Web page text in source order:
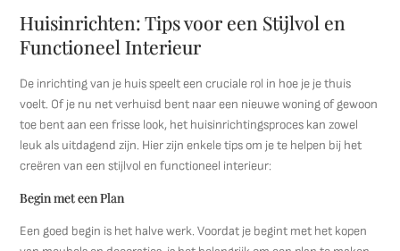
Huisinrichten: Tips voor een Stijlvol en
Functioneel Interieur
De inrichting van je huis speelt een cruciale rol in hoe je je thuis
voelt. Of je nu net verhuisd bent naar een nieuwe woning of gewoon
toe bent aan een frisse look, het huisinrichtingsproces kan zowel
leuk als uitdagend zijn. Hier zijn enkele tips om je te helpen bij het
creëren van een stijlvol en functioneel interieur:
Begin met een Plan
Een goed begin is het halve werk. Voordat je begint met het kopen